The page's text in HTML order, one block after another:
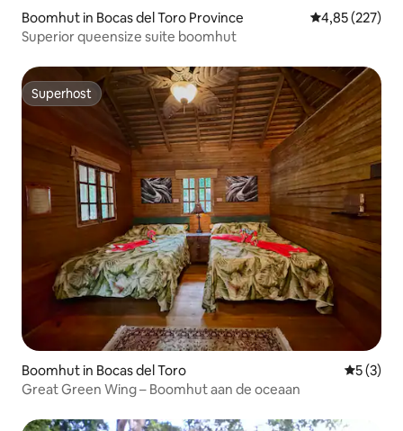
Boomhut in Bocas del Toro Province Gemiddelde
4,85 (227)
Superior queensize suite boomhut
Superhost
Superhost
Boomhut in Bocas del Toro
5 (3)
Great Green Wing – Boomhut aan de oceaan